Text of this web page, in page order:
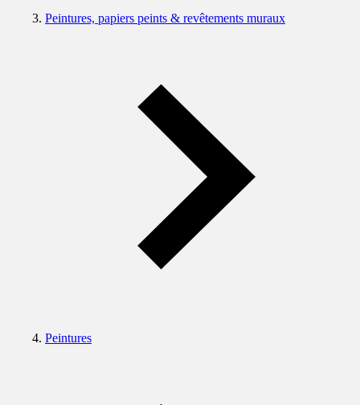
Peintures, papiers peints & revêtements muraux
Peintures